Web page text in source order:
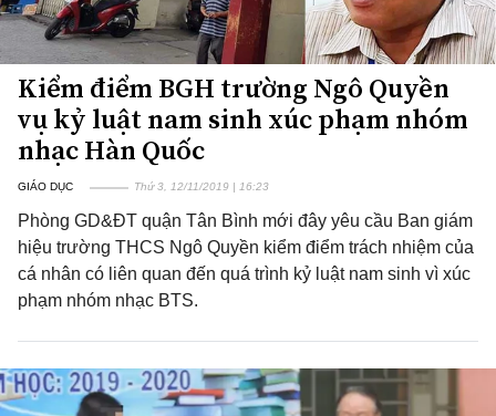
Kiểm điểm BGH trường Ngô Quyền
vụ kỷ luật nam sinh xúc phạm nhóm
nhạc Hàn Quốc
GIÁO DỤC Thứ 3, 12/11/2019 | 16:23
Phòng GD&ĐT quận Tân Bình mới đây yêu cầu Ban giám
hiệu trường THCS Ngô Quyền kiểm điểm trách nhiệm của
cá nhân có liên quan đến quá trình kỷ luật nam sinh vì xúc
phạm nhóm nhạc BTS.